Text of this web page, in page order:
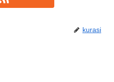
kurasi